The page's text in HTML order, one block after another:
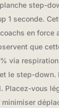
step-
1 seconde.
en force
que
via
le step-down.
Placez-vous